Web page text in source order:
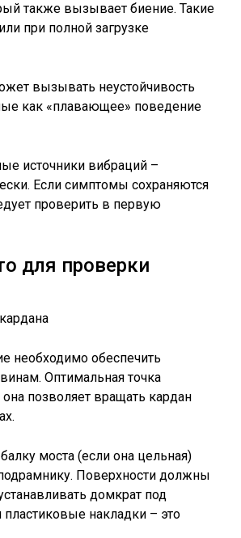
также вызывает биение. Такие
при полной загрузке
вызывать неустойчивость
как «плавающее» поведение
источники вибраций –
Если симптомы сохраняются
проверить в первую
для проверки
необходимо обеспечить
Оптимальная точка
позволяет вращать кардан
моста (если она цельная)
Поверхности должны
домкрат под
накладки – это